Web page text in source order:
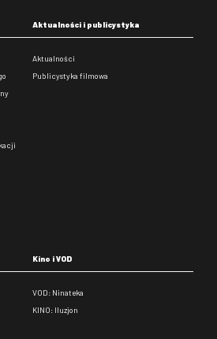
Aktualności i publicystyka
Aktualności
Publicystyka filmowa
Kino i VOD
VOD: Ninateka
KINO: Iluzjon